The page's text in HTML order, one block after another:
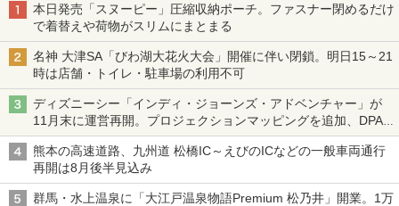
本日発売「スヌーピー」圧縮収納ポーチ。ファスナー閉めるだけ
で着替えや荷物がスリムにまとまる
名神 大津SA「びわ湖大花火大会」開催に伴い閉鎖。明日15～21
時は店舗・トイレ・駐車場の利用不可
ディズニーシー「インディ・ジョーンズ・アドベンチャー」が
11月末に運営再開。プロジェクションマッピングを追加、DPA
は1500円
熊本の高速道路、九州道 松橋IC～えびのICなどの一般車両通行
再開は8月後半見込み
群馬・水上温泉に「大江戸温泉物語Premium 松乃井」開業。1万